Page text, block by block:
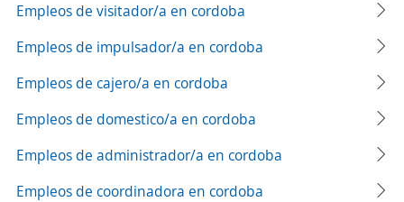
Empleos de visitador/a en cordoba
Empleos de impulsador/a en cordoba
Empleos de cajero/a en cordoba
Empleos de domestico/a en cordoba
Empleos de administrador/a en cordoba
Empleos de coordinadora en cordoba